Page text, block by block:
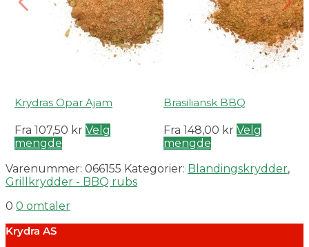
Krydras Opar Ajam
Fra 107,50 kr Velg
mengde
Brasiliansk BBQ
Fra 148,00 kr Velg
mengde
Varenummer: 066155 Kategorier: Blandingskrydder,
Grillkrydder - BBQ rubs
0 0 omtaler
Krydra AS